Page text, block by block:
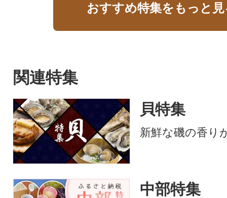
おすすめ特集をもっと
関連特集
貝特集
新鮮な磯の香り
中部特集